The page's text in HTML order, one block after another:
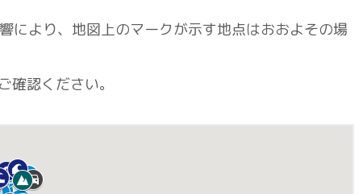
により、地図上のマークが示す地点はおおよその場
認ください。